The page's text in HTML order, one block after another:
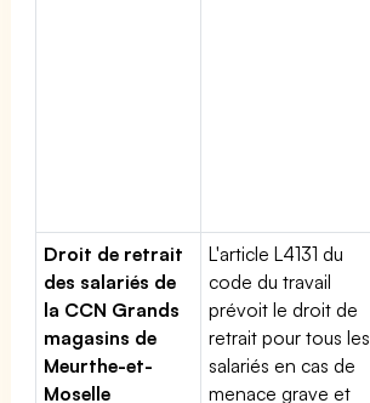
Droit de retrait
des salariés de
la CCN Grands
magasins de
Meurthe-et-
Moselle
L'article L4131 du
code du travail
prévoit le droit de
retrait pour tous les
salariés en cas de
menace grave et